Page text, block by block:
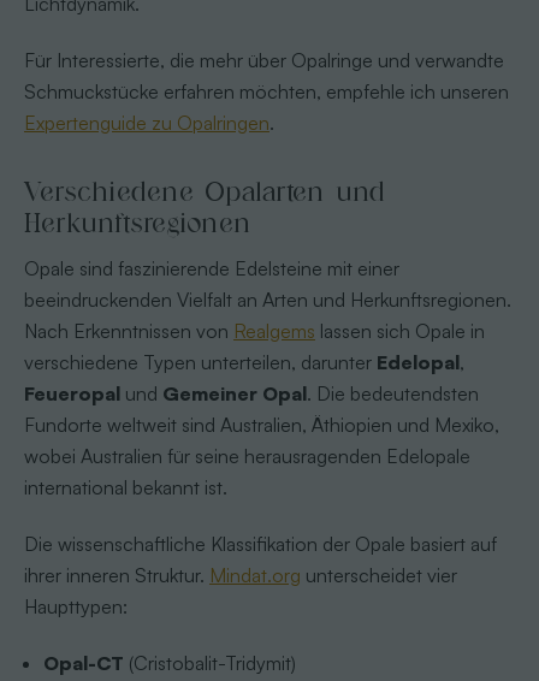
Für Interessierte, die mehr über Opalringe und verwandte
Schmuckstücke erfahren möchten, empfehle ich unseren
Expertenguide zu Opalringen.
Verschiedene Opalarten und
Herkunftsregionen
Opale sind faszinierende Edelsteine mit einer
beeindruckenden Vielfalt an Arten und Herkunftsregionen.
Nach Erkenntnissen von Realgems lassen sich Opale in
verschiedene Typen unterteilen, darunter Edelopal,
Feueropalund Gemeiner Opal. Die bedeutendsten
Fundorte weltweit sind Australien, Äthiopien und Mexiko,
wobei Australien für seine herausragenden Edelopale
international bekannt ist.
Die wissenschaftliche Klassifikation der Opale basiert auf
ihrer inneren Struktur. Mindat.org unterscheidet vier
Haupttypen:
Opal-CT (Cristobalit-Tridymit)